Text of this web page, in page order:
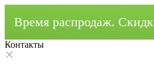
Время распродаж.
Контакты